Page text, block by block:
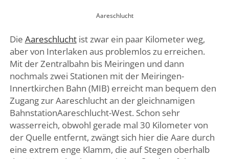
Aareschlucht
Die Aareschluchtist zwar ein paar Kilometer weg,
aber von Interlaken aus problemlos zu erreichen.
Mit der Zentralbahn bis Meiringen und dann
nochmals zwei Stationen mit der Meiringen-
Innertkirchen Bahn (MIB) erreicht man bequem den
Zugang zur Aareschlucht an der gleichnamigen
BahnstationAareschlucht-West. Schon sehr
wasserreich, obwohl gerade mal 30 Kilometer von
der Quelle entfernt, zwängt sich hier die Aare durch
eine extrem enge Klamm, die auf Stegen oberhalb